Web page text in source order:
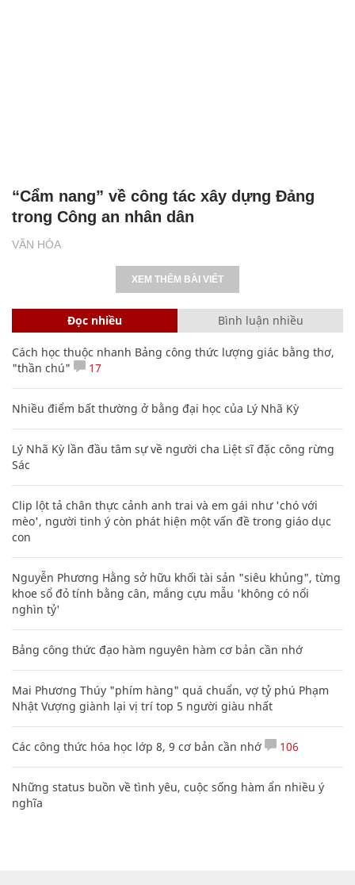
VĂN HÓA
“Cẩm nang” về công tác xây dựng Đảng
trong Công an nhân dân
XEM THÊM BÀI VIẾT
Đọc nhiều Bình luận nhiều
Cách học thuộc nhanh Bảng công thức lượng giác bằng thơ,
"thần chú"
17
Nhiều điểm bất thường ở bằng đại học của Lý Nhã Kỳ
Lý Nhã Kỳ lần đầu tâm sự về người cha Liệt sĩ đặc công rừng
Sác
Clip lột tả chân thực cảnh anh trai và em gái như 'chó với
mèo', người tinh ý còn phát hiện một vấn đề trong giáo dục
con
Nguyễn Phương Hằng sở hữu khối tài sản "siêu khủng", từng
khoe sổ đỏ tính bằng cân, mắng cựu mẫu 'không có nổi
nghìn tỷ'
Bảng công thức đạo hàm nguyên hàm cơ bản cần nhớ
Mai Phương Thúy "phím hàng" quá chuẩn, vợ tỷ phú Phạm
Nhật Vượng giành lại vị trí top 5 người giàu nhất
Các công thức hóa học lớp 8, 9 cơ bản cần nhớ 106
Những status buồn về tình yêu, cuộc sống hàm ẩn nhiều ý
nghĩa